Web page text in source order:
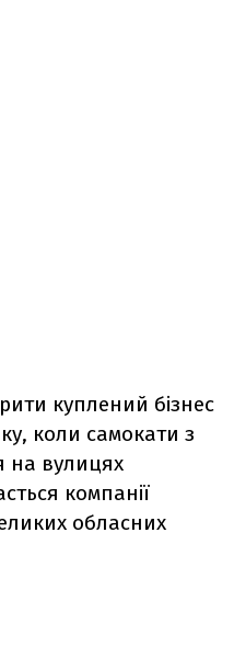
куплений бізнес
коли самокати з
на вулицях
компанії
обласних